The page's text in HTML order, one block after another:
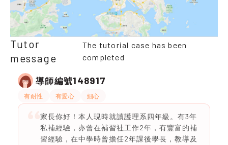
Tutor
message
The tutorial case has been
completed
導師編號148917
有耐性 有愛心 細心
家長你好！本人現時就讀護理系四年級。有3年
私補經驗，亦曾在補習社工作2年，有豐富的補
習經驗，在中學時曾擔任2年課後學長，教導及